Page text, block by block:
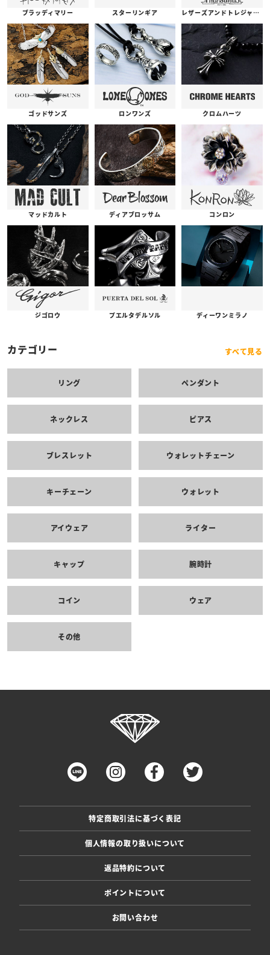
ブラッディマリー スターリンギア レザーズアンドトレジャーズ
ゴッドサンズ ロンワンズ クロムハーツ
マッドカルト ディアブロッサム コンロン
ジゴロウ プエルタデルソル ディーワンミラノ
カテゴリー すべて見る
リング ペンダント
ネックレス ピアス
ブレスレット ウォレットチェーン
キーチェーン ウォレット
アイウェア ライター
キャップ 腕時計
コイン ウェア
その他
特定商取引法に基づく表記
個人情報の取り扱いについて
返品特約について
ポイントについて
お問い合わせ